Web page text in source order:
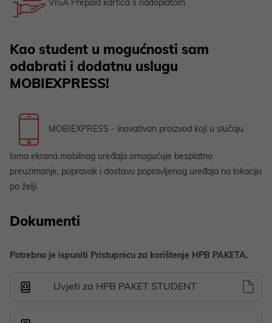
Kao student u mogućnosti sam
odabrati i dodatnu uslugu
MOBIEXPRESS!
MOBIEXPRESS - inovativan proizvod koji u slučaju
loma ekrana mobilnog uređaja omogućuje besplatno
preuzimanje, popravak i dostavu popravljenog uređaja na lokaciju
po želji.
Dokumenti
Potrebno je ispuniti Pristupnicu za korištenje HPB PAKETA.
Uvjeti za HPB PAKET STUDENT